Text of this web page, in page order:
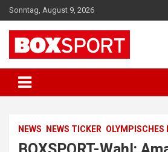
Skip
to
content
Sonntag, August 9, 2026
BOXSPORT
NEWS NEWS TICKER OLYMPISCHES